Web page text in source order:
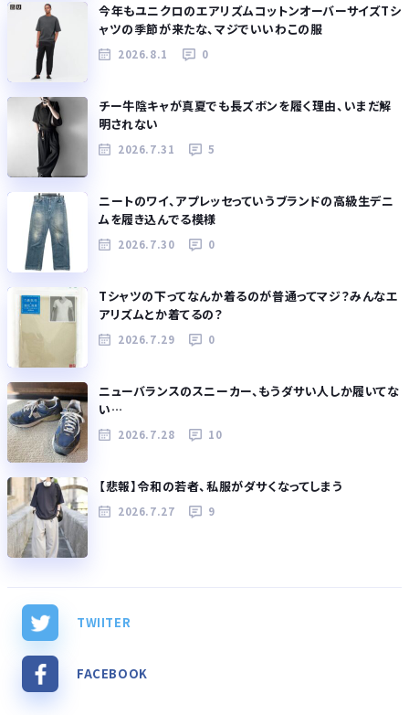
今年もユニクロのエアリズムコットンオーバーサイズTシ
ャツの季節が来たな、マジでいいわこの服
2026.8.1 0
チー牛陰キャが真夏でも長ズボンを履く理由、いまだ解
明されない
2026.7.31 5
ニートのワイ、アプレッセっていうブランドの高級生デニ
ムを履き込んでる模様
2026.7.30 0
Tシャツの下ってなんか着るのが普通ってマジ？みんなエ
アリズムとか着てるの？
2026.7.29 0
ニューバランスのスニーカー、もうダサい人しか履いてな
い…
2026.7.28 10
【悲報】令和の若者、私服がダサくなってしまう
2026.7.27 9
TWIITER
FACEBOOK